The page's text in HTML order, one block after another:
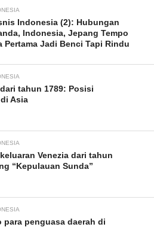
Indonesia (2): Hubungan
Indonesia, Jepang Tempo
Pertama Jadi Benci Tapi Rindu
tahun 1789: Posisi
Asia
Venezia dari tahun
“Kepulauan Sunda”
para penguasa daerah di